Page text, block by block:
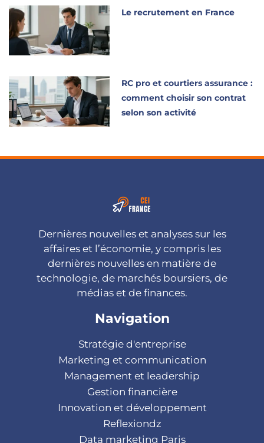
Le recrutement en France
RC pro et courtiers assurance :
comment choisir son contrat
selon son activité
Dernières nouvelles et analyses sur les
affaires et l’économie, y compris les
dernières nouvelles en matière de
technologie, de marchés boursiers, de
médias et de finances.
Navigation
Stratégie d'entreprise
Marketing et communication
Management et leadership
Gestion financière
Innovation et développement
Reflexiondz
Data marketing Paris